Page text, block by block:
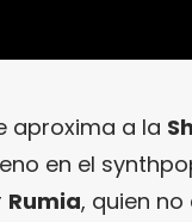
aproxima a la
en el
Rumia, quien